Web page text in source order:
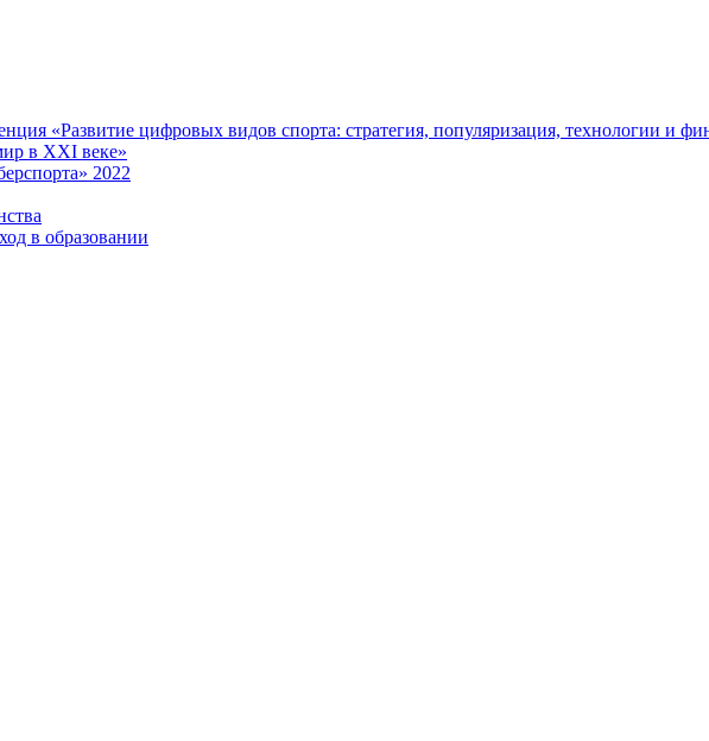
«Развитие цифровых видов спорта: стратегия, популяризация, технологии и
в XXI веке»
2022
в образовании